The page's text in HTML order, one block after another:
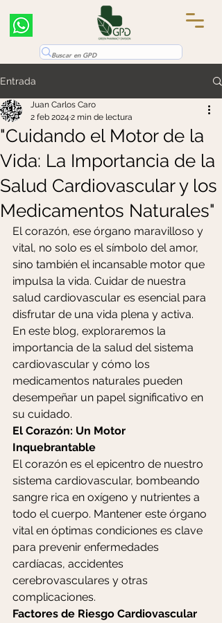
Entrada
"Cuidando el Motor de la
Vida: La Importancia de la
Salud Cardiovascular y los
Medicamentos Naturales"
Juan Carlos Caro
2 feb 2024 2 min de lectura
El corazón, ese órgano maravilloso y
vital, no solo es el símbolo del amor,
sino también el incansable motor que
impulsa la vida. Cuidar de nuestra
salud cardiovascular es esencial para
disfrutar de una vida plena y activa.
En este blog, exploraremos la
importancia de la salud del sistema
cardiovascular y cómo los
medicamentos naturales pueden
desempeñar un papel significativo en
su cuidado.
El Corazón: Un Motor
Inquebrantable
El corazón es el epicentro de nuestro
sistema cardiovascular, bombeando
sangre rica en oxígeno y nutrientes a
todo el cuerpo. Mantener este órgano
vital en óptimas condiciones es clave
para prevenir enfermedades
cardíacas, accidentes
cerebrovasculares y otras
complicaciones.
Factores de Riesgo Cardiovascular